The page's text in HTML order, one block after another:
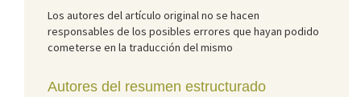
Los autores del artículo original no se hacen
responsables de los posibles errores que hayan podido
cometerse en la traducción del mismo
Autores del resumen estructurado